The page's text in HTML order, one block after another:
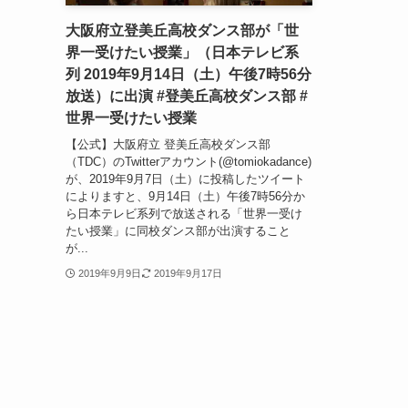
大阪府立登美丘高校ダンス部が「世
界一受けたい授業」（日本テレビ系
列 2019年9月14日（土）午後7時56分
放送）に出演 #登美丘高校ダンス部 #
世界一受けたい授業
【公式】大阪府立 登美丘高校ダンス部
（TDC）のTwitterアカウント(@tomiokadance)
が、2019年9月7日（土）に投稿したツイート
によりますと、9月14日（土）午後7時56分か
ら日本テレビ系列で放送される「世界一受け
たい授業」に同校ダンス部が出演すること
が...
2019年9月9日 2019年9月17日